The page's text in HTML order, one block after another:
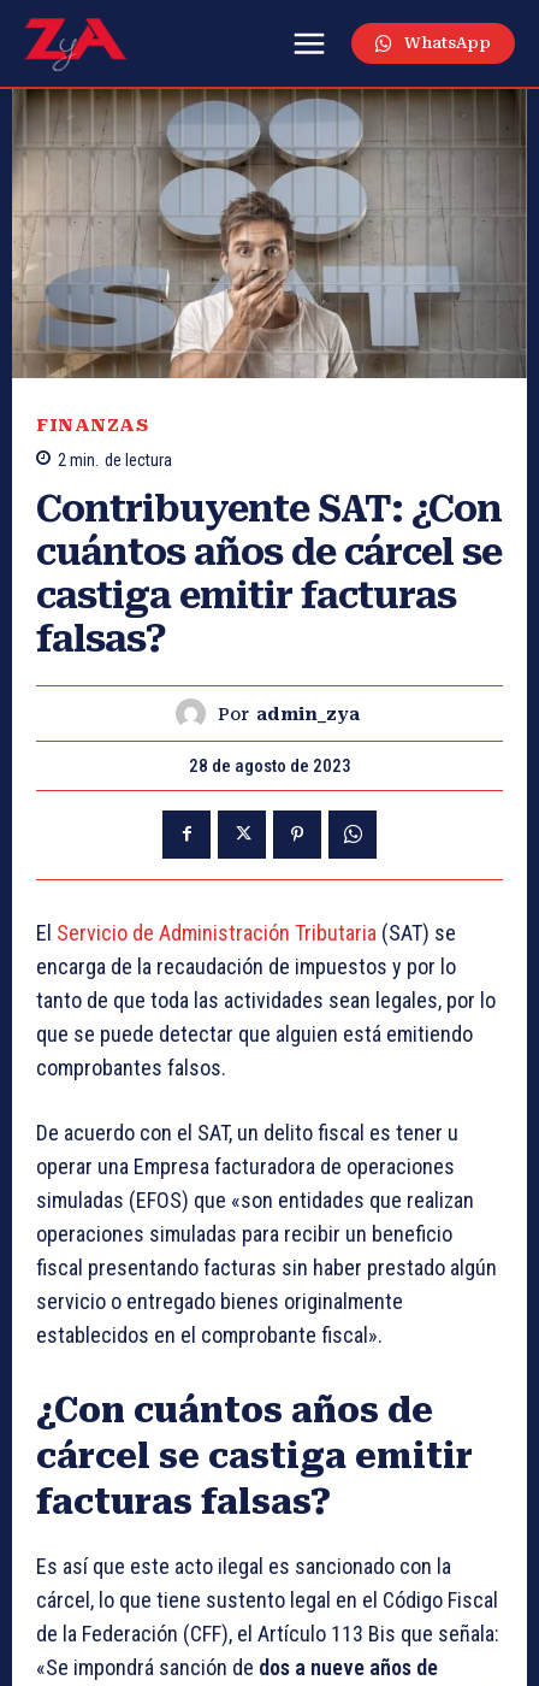
WhatsApp
FINANZAS
2min. de lectura
Contribuyente SAT: ¿Con
cuántos años de cárcel se
castiga emitir facturas
falsas?
Por admin_zya
28 de agosto de 2023
El Servicio de Administración Tributaria (SAT) se
encarga de la recaudación de impuestos y por lo
tanto de que toda las actividades sean legales, por lo
que se puede detectar que alguien está emitiendo
comprobantes falsos.
De acuerdo con el SAT, un delito fiscal es tener u
operar una Empresa facturadora de operaciones
simuladas (EFOS) que «son entidades que realizan
operaciones simuladas para recibir un beneficio
fiscal presentando facturas sin haber prestado algún
servicio o entregado bienes originalmente
establecidos en el comprobante fiscal».
¿Con cuántos años de
cárcel se castiga emitir
facturas falsas?
Es así que este acto ilegal es sancionado con la
cárcel, lo que tiene sustento legal en el Código Fiscal
de la Federación (CFF), el Artículo 113 Bis que señala:
«Se impondrá sanción de dos a nueve años de